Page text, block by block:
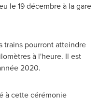
le 19 décembre à la gare
trains pourront atteindre
à l'heure. Il est
2020.
à cette cérémonie